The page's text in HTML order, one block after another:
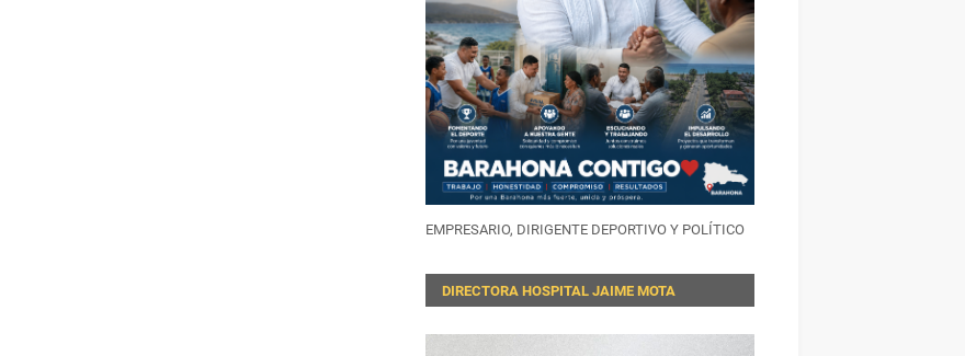
EMPRESARIO, DIRIGENTE DEPORTIVO Y POLÍTICO
DIRECTORA HOSPITAL JAIME MOTA